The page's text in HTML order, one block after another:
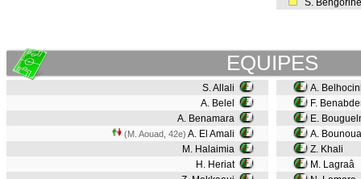
S.
EQUIPES
S. Allali
A. Belel
A. Benamara
(M. Aouad, 42e) A. El Amali
M. Halaimia
H. Heriat
A.
F.
E.
A. Bounoua
Z. Khali
M. Lagraâ